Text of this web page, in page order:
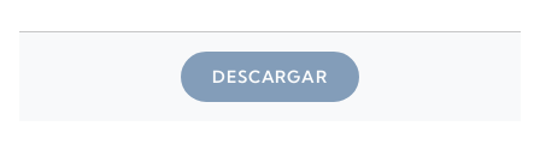
DESCARGAR